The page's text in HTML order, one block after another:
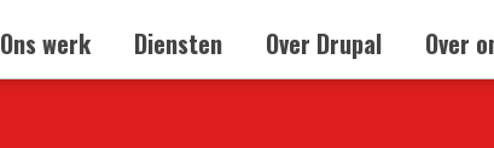
Ons werk Diensten Over Drupal Over